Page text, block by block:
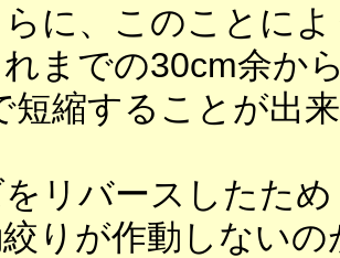
らに、このことに
までの30cm余か
短縮することが出
リバースしたため
りが作動しないの